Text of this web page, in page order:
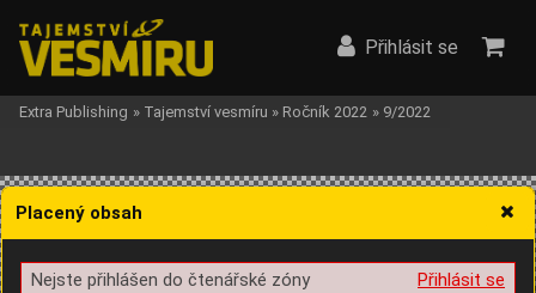
Přihlásit se
Extra Publishing » Tajemství vesmíru » Ročník 2022 » 9/2022
Placený obsah
Přihlásit se
Nejste přihlášen do čtenářské zóny